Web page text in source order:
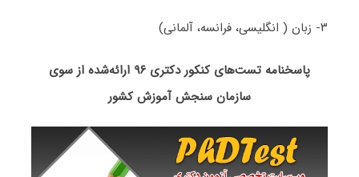
۳- زبان ( انگلیسی، فرانسه، آلمانی)
پاسخنامه تست‌های کنکور دکتری ۹۶ ارائه‌شده از سوی
سازمان سنجش آموزش کشور